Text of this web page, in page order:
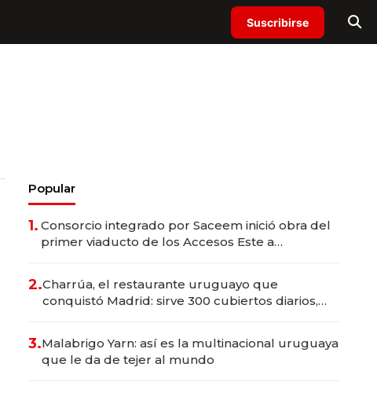
Suscribirse
Popular
1. Consorcio integrado por Saceem inició obra del
primer viaducto de los Accesos Este a
2.Charrúa, el restaurante uruguayo que
conquistó Madrid: sirve 300 cubiertos diarios,
3.Malabrigo Yarn: así es la multinacional uruguaya
que le da de tejer al mundo